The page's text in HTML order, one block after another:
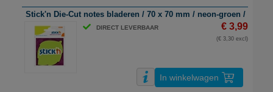
Stick'n Die-Cut notes bladeren / 70 x 70 mm / neon-groen / 50 vel
DIRECT LEVERBAAR € 3,99
(€ 3,30 excl)
In winkelwagen